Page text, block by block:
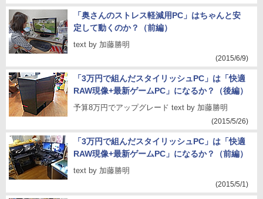
「奥さんのストレス軽減用PC」はちゃんと安
定して動くのか？（前編）
text by 加藤勝明
(2015/6/9)
「3万円で組んだスタイリッシュPC」は「快適
RAW現像+最新ゲームPC」になるか？（後編）
予算8万円でアップグレード text by 加藤勝明
(2015/5/26)
「3万円で組んだスタイリッシュPC」は「快適
RAW現像+最新ゲームPC」になるか？（前編）
text by 加藤勝明
(2015/5/1)